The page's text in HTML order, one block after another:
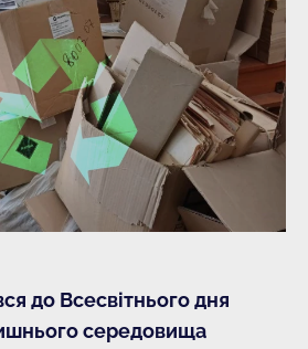
до Всесвітнього дня
середовища